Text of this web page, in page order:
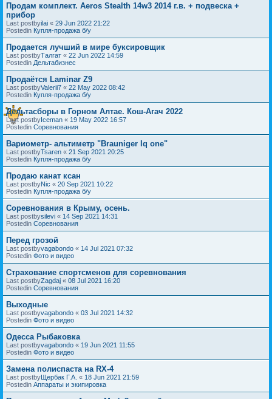
Продам комплект. Aeros Stealth 14w3 2014 г.в. + подвеска +
прибор
Last postbyilai « 29 Jun 2022 21:22
Postedin Купля-продажа б/у
Продается лучший в мире буксировщик
Last postbyТалгат « 22 Jun 2022 14:59
Postedin Дельтабизнес
Продаётся Laminar Z9
Last postbyValerii7 « 22 May 2022 08:42
Postedin Купля-продажа б/у
Дельтасборы в Горном Алтае. Кош-Агач 2022
Last postbyIceman « 19 May 2022 16:57
Postedin Соревнования
Вариометр- альтиметр "Brauniger Iq one"
Last postbyTsaren « 21 Sep 2021 20:25
Postedin Купля-продажа б/у
Продаю канат ксан
Last postbyNic « 20 Sep 2021 10:22
Postedin Купля-продажа б/у
Соревнования в Крыму, осень.
Last postbysilevi « 14 Sep 2021 14:31
Postedin Соревнования
Перед грозой
Last postbyvagabondo « 14 Jul 2021 07:32
Postedin Фото и видео
Страхование спортсменов для соревнования
Last postbyZagdaj « 08 Jul 2021 16:20
Postedin Соревнования
Выходные
Last postbyvagabondo « 03 Jul 2021 14:32
Postedin Фото и видео
Одесса Рыбаковка
Last postbyvagabondo « 19 Jun 2021 11:55
Postedin Фото и видео
Замена полиспаста на RX-4
Last postbyЩербак Г.А. « 18 Jun 2021 21:59
Postedin Аппараты и экипировка